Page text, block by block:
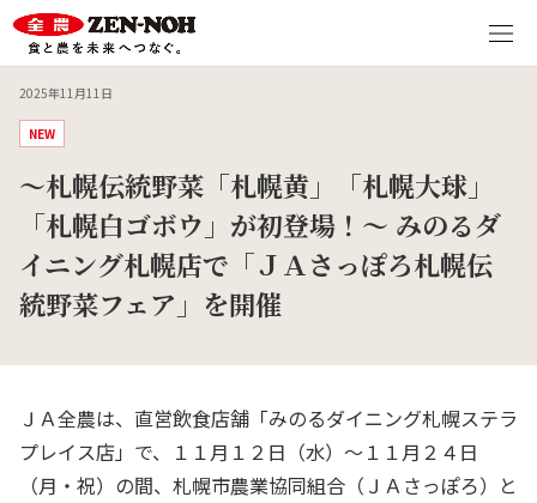
2025年11月11日
NEW
～札幌伝統野菜「札幌黄」「札幌大球」
「札幌白ゴボウ」が初登場！～ みのるダ
イニング札幌店で「ＪＡさっぽろ札幌伝
統野菜フェア」を開催
ＪＡ全農は、直営飲食店舗「みのるダイニング札幌ステラ
プレイス店」で、１１月１２日（水）～１１月２４日
（月・祝）の間、札幌市農業協同組合（ＪＡさっぽろ）と